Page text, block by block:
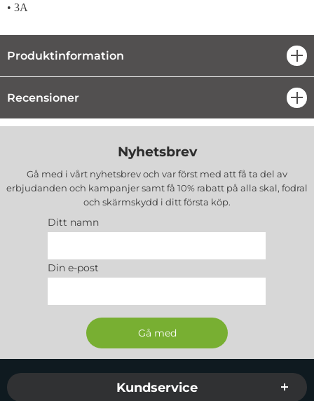
• 3A
Produktinformation
Recensioner
Nyhetsbrev
Gå med i vårt nyhetsbrev och var först med att få ta del av
erbjudanden och kampanjer samt få 10% rabatt på alla skal, fodral
och skärmskydd i ditt första köp.
Ditt namn
Din e-post
Sidfot Blandad info och länkar
Kundservice